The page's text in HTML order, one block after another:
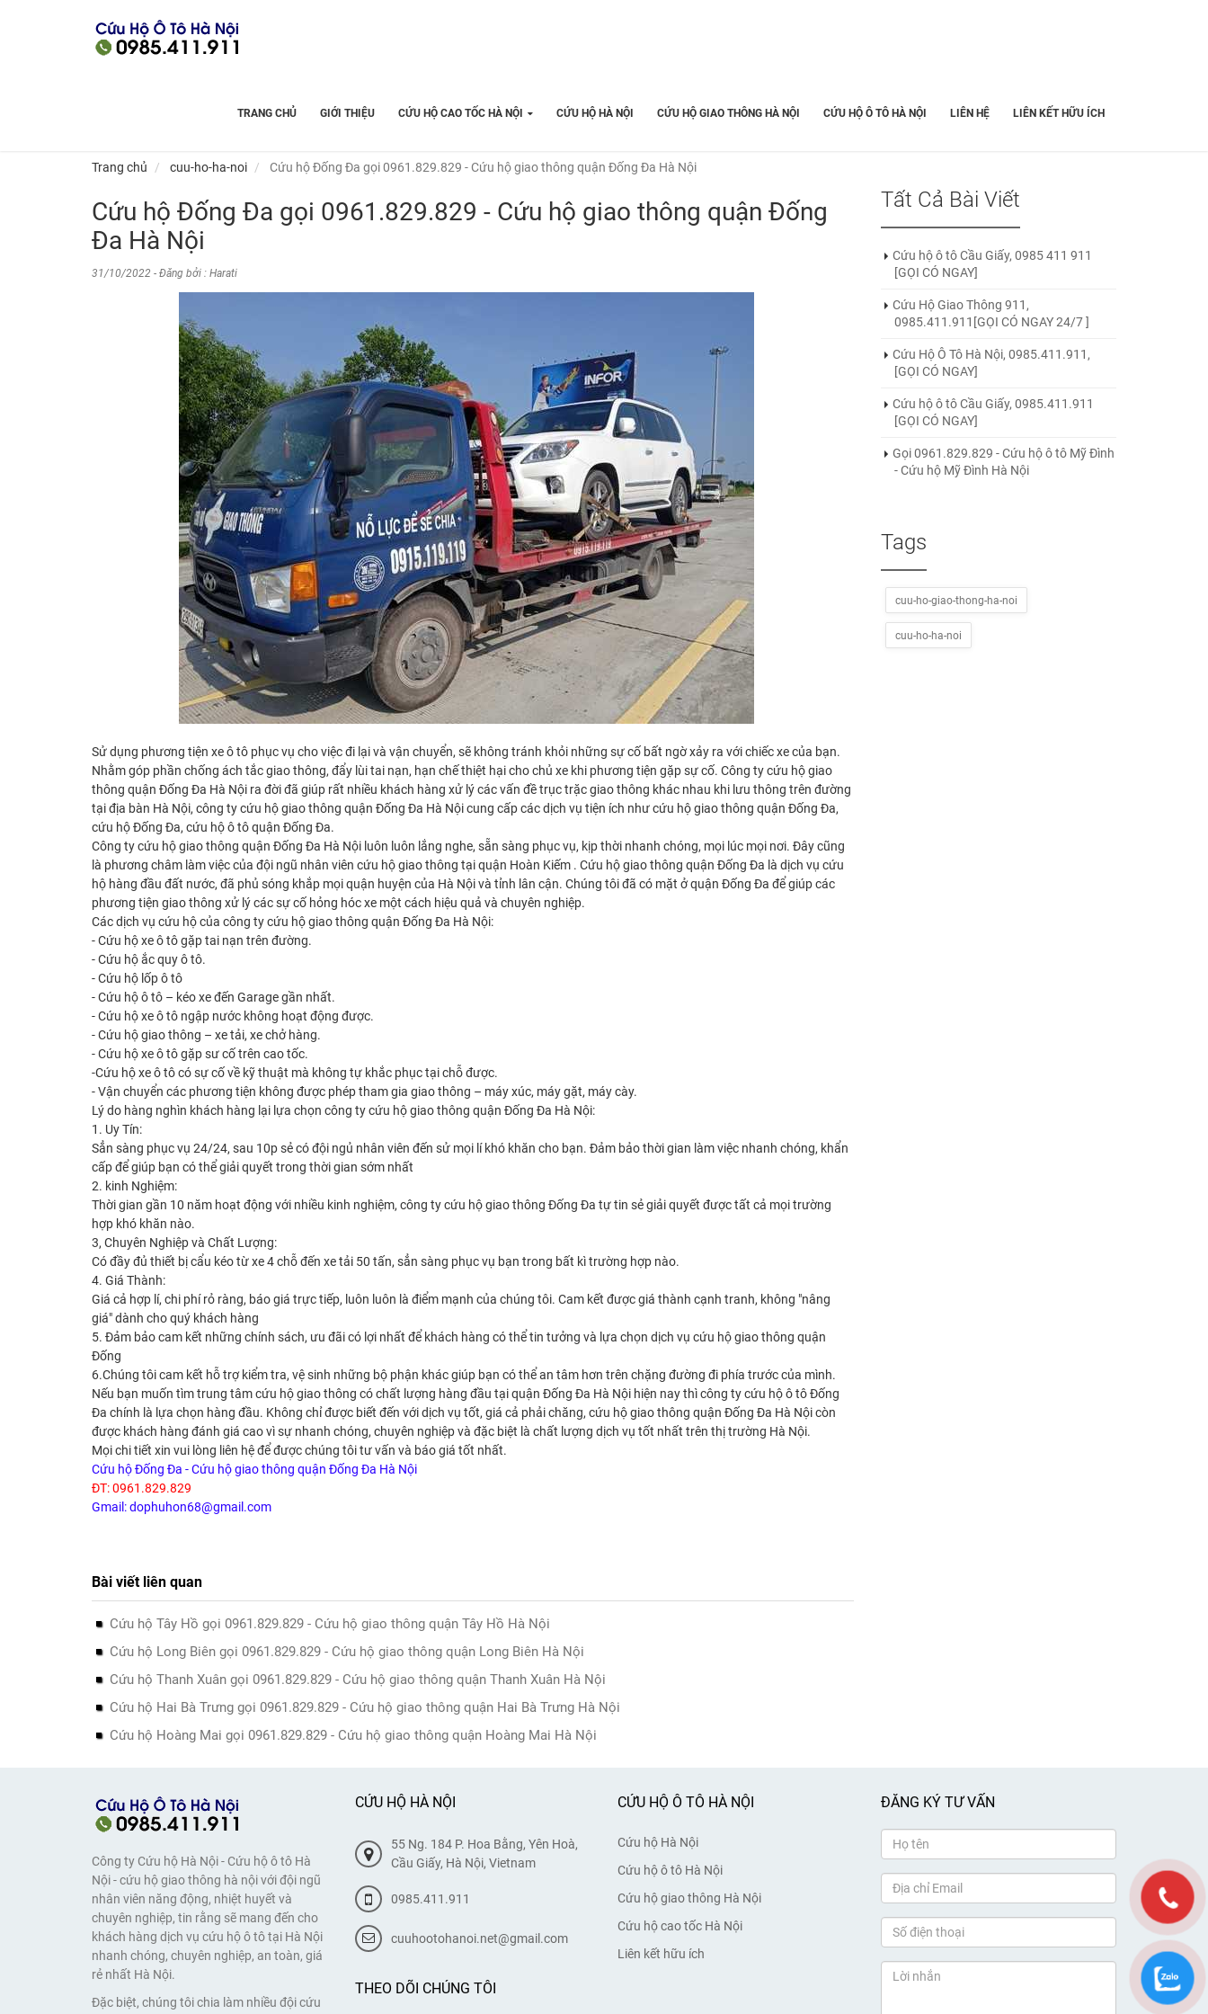
TRANG CHỦ GIỚI THIỆU CỨU HỘ CAO TỐC HÀ NỘI CỨU HỘ HÀ NỘI CỨU HỘ GIAO THÔNG HÀ NỘI CỨU HỘ Ô TÔ HÀ NỘI LIÊN HỆ LIÊN KẾT HỮU ÍCH
Trang chủ cuu-ho-ha-noi Cứu hộ Đống Đa gọi 0961.829.829 - Cứu hộ giao thông quận Đống Đa Hà Nội
Cứu hộ Đống Đa gọi 0961.829.829 - Cứu hộ giao thông quận Đống
Đa Hà Nội
31/10/2022 - Đăng bởi : Harati
Sử dụng phương tiện xe ô tô phục vụ cho việc đi lại và vận chuyển, sẽ không tránh khỏi những sự cố bất ngờ xảy ra với chiếc xe của bạn.
Nhằm góp phần chống ách tắc giao thông, đẩy lùi tai nạn, hạn chế thiệt hại cho chủ xe khi phương tiện gặp sự cố. Công ty cứu hộ giao
thông quận Đống Đa Hà Nội ra đời đã giúp rất nhiều khách hàng xử lý các vấn đề trục trặc giao thông khác nhau khi lưu thông trên đường
tại địa bàn Hà Nội, công ty cứu hộ giao thông quận Đống Đa Hà Nội cung cấp các dịch vụ tiện ích như cứu hộ giao thông quận Đống Đa,
cứu hộ Đống Đa, cứu hộ ô tô quận Đống Đa.
Công ty cứu hộ giao thông quận Đống Đa Hà Nội luôn luôn lắng nghe, sẵn sàng phục vụ, kịp thời nhanh chóng, mọi lúc mọi nơi. Đây cũng
là phương châm làm việc của đội ngũ nhân viên cứu hộ giao thông tại quận Hoàn Kiếm . Cứu hộ giao thông quận Đống Đa là dịch vụ cứu
hộ hàng đầu đất nước, đã phủ sóng khắp mọi quận huyện của Hà Nội và tỉnh lân cận. Chúng tôi đã có mặt ở quận Đống Đa để giúp các
phương tiện giao thông xử lý các sự cố hỏng hóc xe một cách hiệu quả và chuyên nghiệp.
Các dịch vụ cứu hộ của công ty cứu hộ giao thông quận Đống Đa Hà Nội:
- Cứu hộ xe ô tô gặp tai nạn trên đường.
- Cứu hộ ắc quy ô tô.
- Cứu hộ lốp ô tô
- Cứu hộ ô tô – kéo xe đến Garage gần nhất.
- Cứu hộ xe ô tô ngập nước không hoạt động được.
- Cứu hộ giao thông – xe tải, xe chở hàng.
- Cứu hộ xe ô tô gặp sư cố trên cao tốc.
-Cứu hộ xe ô tô có sự cố về kỹ thuật mà không tự khắc phục tại chỗ được.
- Vận chuyển các phương tiện không được phép tham gia giao thông – máy xúc, máy gặt, máy cày.
Lý do hàng nghìn khách hàng lại lựa chọn công ty cứu hộ giao thông quận Đống Đa Hà Nội:
1. Uy Tín:
Sẳn sàng phục vụ 24/24, sau 10p sẻ có đội ngủ nhân viên đến sử mọi lí khó khăn cho bạn. Đảm bảo thời gian làm việc nhanh chóng, khẩn
cấp để giúp bạn có thể giải quyết trong thời gian sớm nhất
2. kinh Nghiệm:
Thời gian gần 10 năm hoạt động với nhiều kinh nghiệm, công ty cứu hộ giao thông Đống Đa tự tin sẻ giải quyết được tất cả mọi trường
hợp khó khăn nào.
3, Chuyên Nghiệp và Chất Lượng:
Có đầy đủ thiết bị cẩu kéo từ xe 4 chỗ đến xe tải 50 tấn, sẳn sàng phục vụ bạn trong bất kì trường hợp nào.
4. Giá Thành:
Giá cả hợp lí, chi phí rỏ ràng, báo giá trực tiếp, luôn luôn là điểm mạnh của chúng tôi. Cam kết được giá thành cạnh tranh, không "nâng
giá" dành cho quý khách hàng
5. Đảm bảo cam kết những chính sách, ưu đãi có lợi nhất để khách hàng có thể tin tưởng và lựa chọn dịch vụ cứu hộ giao thông quận
Đống
6.Chúng tôi cam kết hỗ trợ kiểm tra, vệ sinh những bộ phận khác giúp bạn có thể an tâm hơn trên chặng đường đi phía trước của mình.
Nếu bạn muốn tìm trung tâm cứu hộ giao thông có chất lượng hàng đầu tại quận Đống Đa Hà Nội hiện nay thì công ty cứu hộ ô tô Đống
Đa chính là lựa chọn hàng đầu. Không chỉ được biết đến với dịch vụ tốt, giá cả phải chăng, cứu hộ giao thông quận Đống Đa Hà Nội còn
được khách hàng đánh giá cao vì sự nhanh chóng, chuyên nghiệp và đặc biệt là chất lượng dịch vụ tốt nhất trên thị trường Hà Nội.
Mọi chi tiết xin vui lòng liên hệ để được chúng tôi tư vấn và báo giá tốt nhất.
Cứu hộ Đống Đa - Cứu hộ giao thông quận Đống Đa Hà Nội
ĐT: 0961.829.829
Gmail: dophuhon68@gmail.com
Bài viết liên quan
Cứu hộ Tây Hồ gọi 0961.829.829 - Cứu hộ giao thông quận Tây Hồ Hà Nội
Cứu hộ Long Biên gọi 0961.829.829 - Cứu hộ giao thông quận Long Biên Hà Nội
Cứu hộ Thanh Xuân gọi 0961.829.829 - Cứu hộ giao thông quận Thanh Xuân Hà Nội
Cứu hộ Hai Bà Trưng gọi 0961.829.829 - Cứu hộ giao thông quận Hai Bà Trưng Hà Nội
Cứu hộ Hoàng Mai gọi 0961.829.829 - Cứu hộ giao thông quận Hoàng Mai Hà Nội
Tất Cả Bài Viết
Cứu hộ ô tô Cầu Giấy, 0985 411 911
[GỌI CÓ NGAY]
Cứu Hộ Giao Thông 911,
0985.411.911[GỌI CÓ NGAY 24/7 ]
Cứu Hộ Ô Tô Hà Nội, 0985.411.911,
[GỌI CÓ NGAY]
Cứu hộ ô tô Cầu Giấy, 0985.411.911
[GỌI CÓ NGAY]
Gọi 0961.829.829 - Cứu hộ ô tô Mỹ Đình
- Cứu hộ Mỹ Đình Hà Nội
Tags
cuu-ho-giao-thong-ha-noi
cuu-ho-ha-noi
Công ty Cứu hộ Hà Nội - Cứu hộ ô tô Hà
Nội - cứu hộ giao thông hà nội với đội ngũ
nhân viên năng động, nhiệt huyết và
chuyên nghiệp, tin rằng sẽ mang đến cho
khách hàng dịch vụ cứu hộ ô tô tại Hà Nội
nhanh chóng, chuyên nghiệp, an toàn, giá
rẻ nhất Hà Nội.
Đặc biệt, chúng tôi chia làm nhiều đội cứu
CỨU HỘ HÀ NỘI
55 Ng. 184 P. Hoa Bằng, Yên Hoà,
Cầu Giấy, Hà Nội, Vietnam
0985.411.911
cuuhootohanoi.net@gmail.com
THEO DÕI CHÚNG TÔI
CỨU HỘ Ô TÔ HÀ NỘI
Cứu hộ Hà Nội
Cứu hộ ô tô Hà Nội
Cứu hộ giao thông Hà Nội
Cứu hộ cao tốc Hà Nội
Liên kết hữu ích
ĐĂNG KÝ TƯ VẤN